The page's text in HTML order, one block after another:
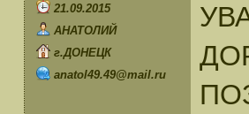
21.09.2015
АНАТОЛИЙ
г.ДОНЕЦК
anatol49.49@mail.ru